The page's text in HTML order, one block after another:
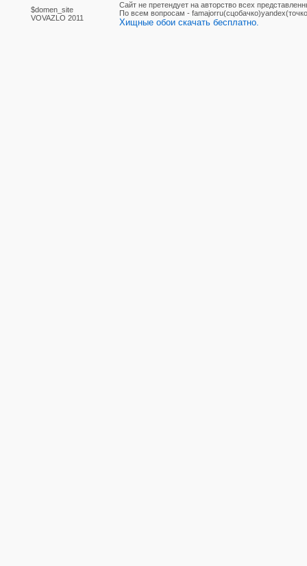
$domen_site
VOVAZLO 2011
Сайт не претендует на авторство всех
По вcем вопросам -
Хищные обои скачать бесплатно.